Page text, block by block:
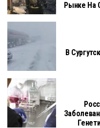
Рынке На
В